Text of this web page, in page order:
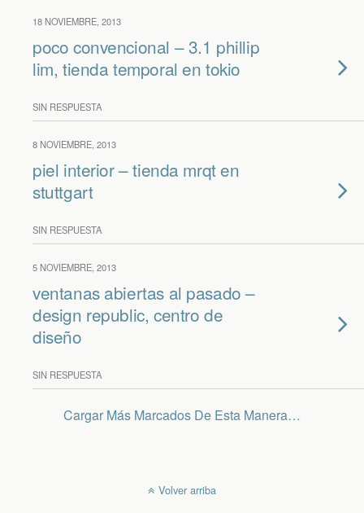
18 NOVIEMBRE, 2013
poco convencional – 3.1 phillip
lim, tienda temporal en tokio
SIN RESPUESTA
8 NOVIEMBRE, 2013
piel interior – tienda mrqt en
stuttgart
SIN RESPUESTA
5 NOVIEMBRE, 2013
ventanas abiertas al pasado –
design republic, centro de
diseño
SIN RESPUESTA
Cargar Más Marcados De Esta Manera…
Volver arriba